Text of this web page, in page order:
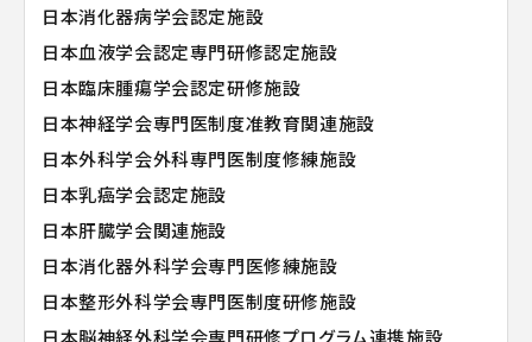
日本消化器病学会認定施設
日本血液学会認定専門研修認定施設
日本臨床腫瘍学会認定研修施設
日本神経学会専門医制度准教育関連施設
日本外科学会外科専門医制度修練施設
日本乳癌学会認定施設
日本肝臓学会関連施設
日本消化器外科学会専門医修練施設
日本整形外科学会専門医制度研修施設